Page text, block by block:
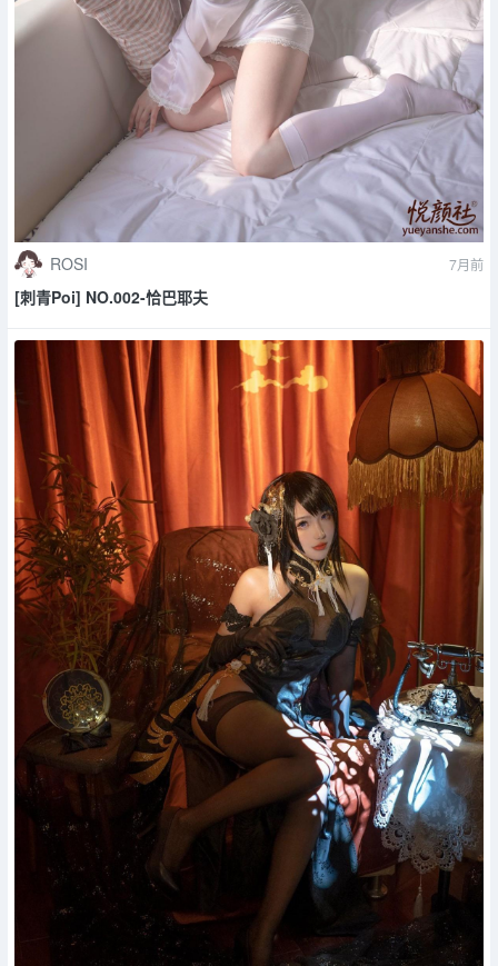
ROSI 7月前
[刺青Poi] NO.002-恰巴耶夫